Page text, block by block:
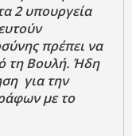
2 υπουργεία
πρέπει να
τη Βουλή. Ήδη
για την
με το